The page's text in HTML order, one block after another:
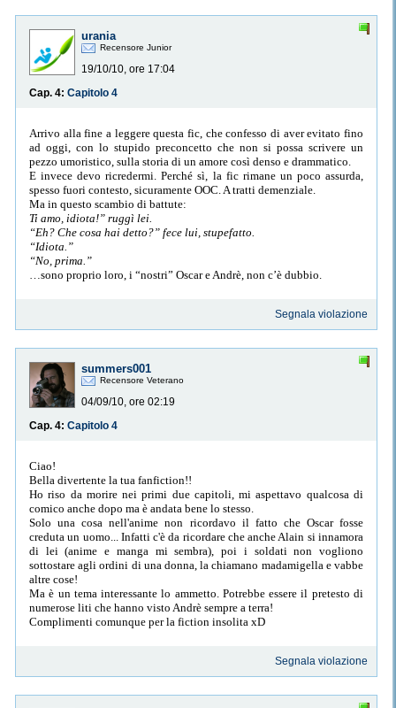
urania
Recensore Junior
19/10/10, ore 17:04
Cap. 4: Capitolo 4
Arrivo alla fine a leggere questa fic, che confesso di aver evitato fino
ad oggi, con lo stupido preconcetto che non si possa scrivere un
pezzo umoristico, sulla storia di un amore così denso e drammatico.
E invece devo ricredermi. Perché sì, la fic rimane un poco assurda,
spesso fuori contesto, sicuramente OOC. A tratti demenziale.
Ma in questo scambio di battute:
Ti amo, idiota!” ruggì lei.
“Eh? Che cosa hai detto?” fece lui, stupefatto.
“Idiota.”
“No, prima.”
…sono proprio loro, i “nostri” Oscar e Andrè, non c’è dubbio.
Segnala violazione
summers001
Recensore Veterano
04/09/10, ore 02:19
Cap. 4: Capitolo 4
Ciao!
Bella divertente la tua fanfiction!!
Ho riso da morire nei primi due capitoli, mi aspettavo qualcosa di
comico anche dopo ma è andata bene lo stesso.
Solo una cosa nell'anime non ricordavo il fatto che Oscar fosse
creduta un uomo... Infatti c'è da ricordare che anche Alain si innamora
di lei (anime e manga mi sembra), poi i soldati non vogliono
sottostare agli ordini di una donna, la chiamano madamigella e vabbe
altre cose!
Ma è un tema interessante lo ammetto. Potrebbe essere il pretesto di
numerose liti che hanno visto Andrè sempre a terra!
Complimenti comunque per la fiction insolita xD
Segnala violazione